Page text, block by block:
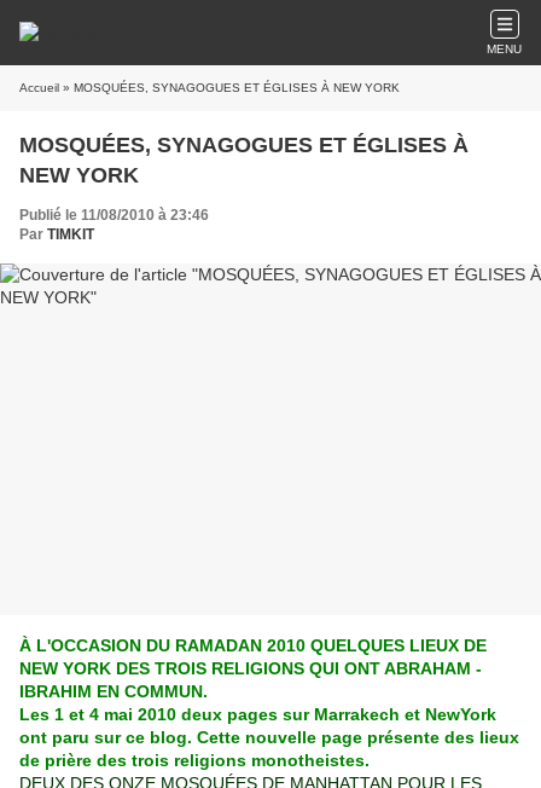
MENU
Accueil » MOSQUÉES, SYNAGOGUES ET ÉGLISES À NEW YORK
MOSQUÉES, SYNAGOGUES ET ÉGLISES À
NEW YORK
Publié le 11/08/2010 à 23:46
Par TIMKIT
À L'OCCASION DU RAMADAN 2010 QUELQUES LIEUX DE
NEW YORK DES TROIS RELIGIONS QUI ONT ABRAHAM -
IBRAHIM EN COMMUN.
Les 1 et 4 mai 2010 deux pages sur Marrakech et NewYork
ont paru sur ce blog. Cette nouvelle page présente des lieux
de prière des trois religions monotheistes.
DEUX DES ONZE MOSQUÉES DE MANHATTAN POUR LES